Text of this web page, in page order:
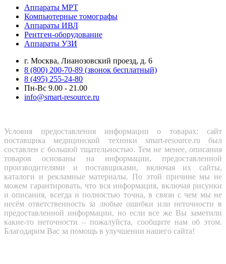
Аппараты МРТ
Компьютерные томографы
Аппараты ИВЛ
Рентген-оборудование
Аппараты УЗИ
г. Москва, Лианозовский проезд, д. 6
8 (800) 200-70-89 (звонок бесплатный)
8 (495) 255-24-80
Пн-Вс 9.00 - 21.00
info@smart-resource.ru
Условия предоставления информации о товарах: сайт
поставщика медицинской техники smart-resource.ru был
составлен с большой тщательностью. Тем не менее, описания
товаров основаны на информации, предоставленной
производителями и поставщиками, включая их сайты,
каталоги и рекламные материалы. По этой причине мы не
можем гарантировать, что вся информация, включая рисунки
и описания, всегда и полностью точна, в связи с чем мы не
несём ответственность за любые ошибки или неточности в
предоставленной информации, но если все же Вы заметили
какие-то неточности – пожалуйста, сообщите нам об этом.
Благодарим Вас за помощь в улучшении нашего сайта!